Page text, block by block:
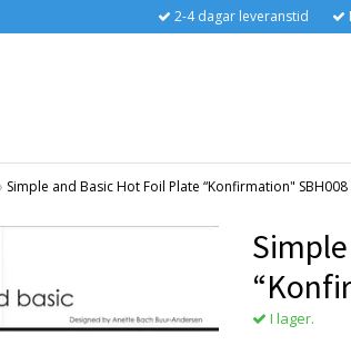
2-4 dagar leveranstid
› Simple and Basic Hot Foil Plate “Konfirmation" SBH008
I lager.